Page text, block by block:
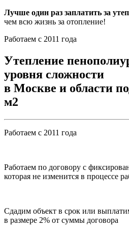
Лучше один раз заплатить за
чем всю жизнь за отопление!
Работаем с 2011 года
Утепление
уровня сложности
в Москве и области
м2
Работаем с 2011 года
Работаем по договору с
которая не изменится в процессе
Сдадим объект в срок или
в размере 2% от суммы договора